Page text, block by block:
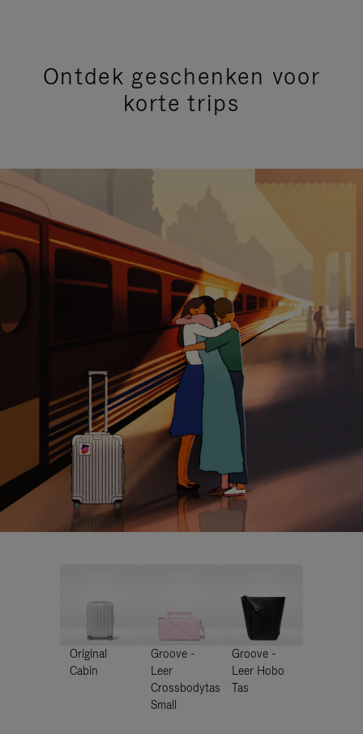
Ontdek geschenken voor
korte trips
Original
Cabin
Groove -
Leer
Crossbodytas
Small
Groove -
Leer Hobo
Tas